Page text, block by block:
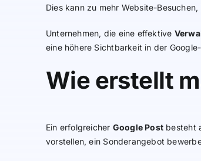
Dies kann zu mehr Website-
Unternehmen, die eine effektive
eine höhere Sichtbarkeit in der
Wie erstellt
Ein erfolgreicher Google Post besteht
vorstellen, ein Sonderangebot